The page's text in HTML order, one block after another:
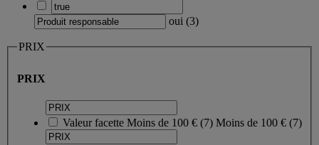
oui (3)
PRIX
PRIX
Valeur facette Moins de 100 € (7) Moins de 100 € (7)